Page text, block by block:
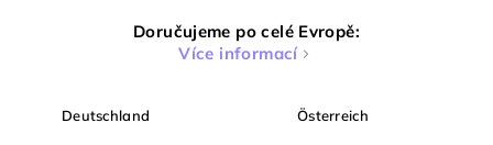
Doručujeme po celé Evropě:
Více informací
Deutschland Österreich